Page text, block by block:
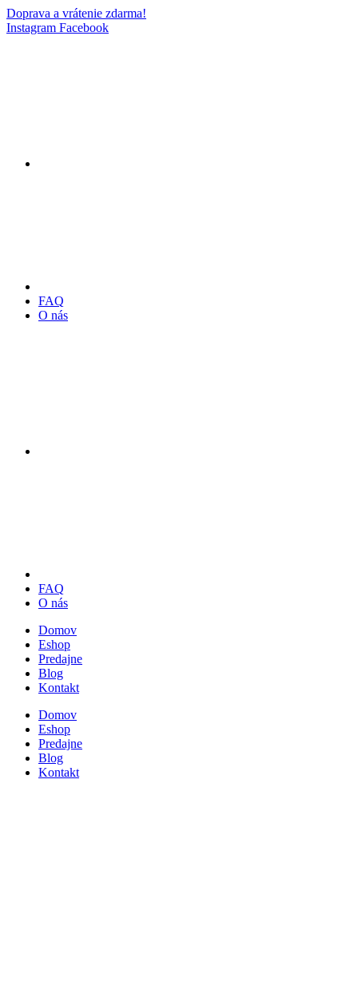
Doprava a vrátenie zdarma!
Instagram Facebook
FAQ
O nás
FAQ
O nás
Domov
Eshop
Predajne
Blog
Kontakt
Domov
Eshop
Predajne
Blog
Kontakt